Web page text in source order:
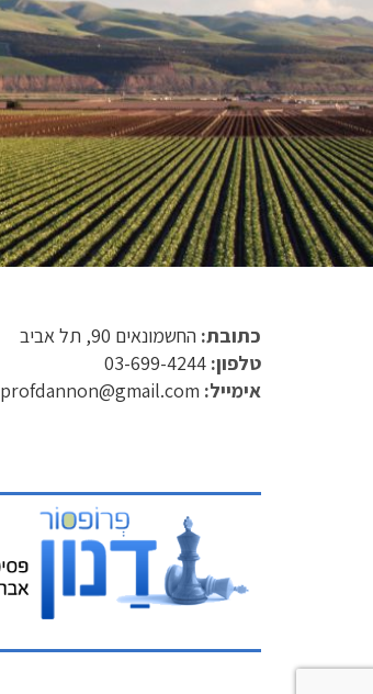
כתובת: החשמונאים 90, תל אביב
טלפון: 03-699-4244
אימייל: profdannon@gmail.com